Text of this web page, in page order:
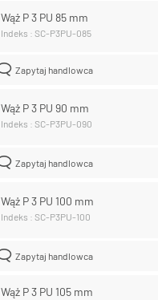
Wąż P 3 PU 85 mm
Indeks : SC-P3PU-085
Zapytaj handlowca
Wąż P 3 PU 90 mm
Indeks : SC-P3PU-090
Zapytaj handlowca
Wąż P 3 PU 100 mm
Indeks : SC-P3PU-100
Zapytaj handlowca
Wąż P 3 PU 105 mm